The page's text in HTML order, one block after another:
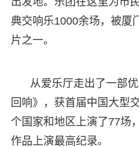
典交响乐1000余场，被厦
片之一。
从爱乐厅走出了一部
回响》，获首届中国大型
个国家和地区上演了77场
作品上演最高纪录。